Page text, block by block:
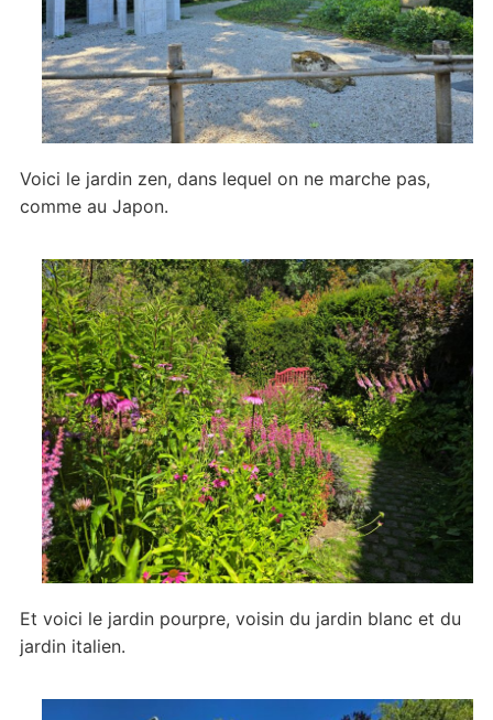
Voici le jardin zen, dans lequel on ne marche pas,
comme au Japon.
Et voici le jardin pourpre, voisin du jardin blanc et du
jardin italien.